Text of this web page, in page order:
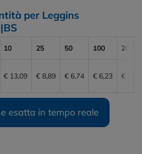
per Leggins
10 25 50 100 200
€ 13,09 € 8,89 € 6,74 € 6,23 € 6,01
esatta in tempo reale